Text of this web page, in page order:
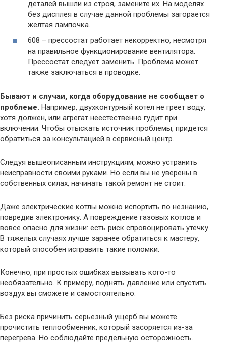
деталей вышли из строя, замените их. На моделях
без дисплея в случае данной проблемы загорается
желтая лампочка.
608 – прессостат работает некорректно, несмотря
на правильное функционирование вентилятора.
Прессостат следует заменить. Проблема может
также заключаться в проводке.
Бывают и случаи, когда оборудование не сообщает о
проблеме. Например, двухконтурный котел не греет воду,
хотя должен, или агрегат неестественно гудит при
включении. Чтобы отыскать источник проблемы, придется
обратиться за консультацией в сервисный центр.
Следуя вышеописанным инструкциям, можно устранить
неисправности своими руками. Но если вы не уверены в
собственных силах, начинать такой ремонт не стоит.
Даже электрические котлы можно испортить по незнанию,
повредив электронику. А повреждение газовых котлов и
вовсе опасно для жизни: есть риск спровоцировать утечку.
В тяжелых случаях лучше заранее обратиться к мастеру,
который способен исправить такие поломки.
Конечно, при простых ошибках вызывать кого-то
необязательно. К примеру, поднять давление или спустить
воздух вы сможете и самостоятельно.
Без риска причинить серьезный ущерб вы можете
прочистить теплообменник, который засоряется из-за
перегрева. Но соблюдайте предельную осторожность.